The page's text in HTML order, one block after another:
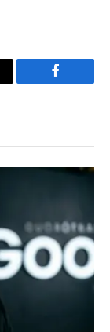
Facebook